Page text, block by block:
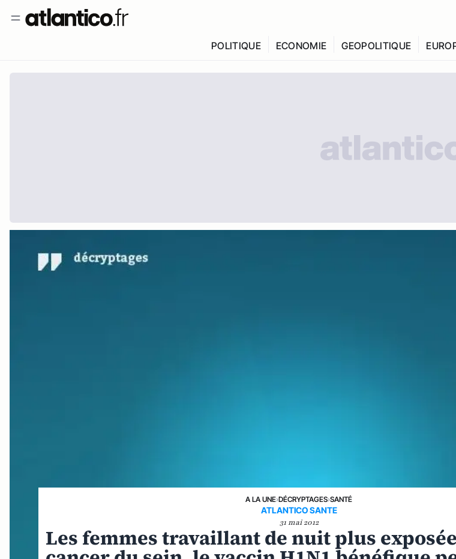
POLITIQUE ECONOMIE GEOPOLITIQUE
A LA UNE›DÉCRYPTAGES›SANTÉ
ATLANTICO SANTE
31 mai 2012
Les femmes travaillant de nuit plus